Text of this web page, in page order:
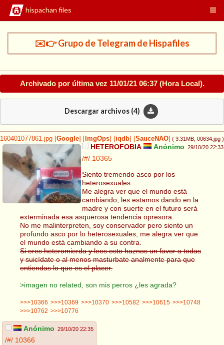
hispachan files
✉️👉 Grupo de Telegram de Hispafiles
Archivado por última vez 11/01/21 06:37(Hora Local).
Descargar archivos (4)
160401077861.jpg Google ImgOps iqdb SauceNAO ( 3.31MB , 00634.jpg )
HETEROFOBIA Anónimo 29/10/20 22:33
/#/ 10365
Siento tremendo asco por los
heterosexuales.
Me alegra ver que el mundo está
cambiando, les estamos dando en la
madre y con suerte en el futuro será
exterminada esa asquerosa tendencia opresora.
No me malinterpreten, soy conservador pero siento un
profundo asco por lo heterosexuales, me alegra ver que
el mundo está cambiando a su contra.
Si eres heteromierda y lees esto haznos un favor a todas
y suicídate o al menos masturbate analmente para que
entiendas lo que es el placer.
>imagen no related, son mis perros ¿les agrada?
>>>10366 >>>10369 >>>10370 >>>10582 >>>10615 >>>10748
>>>10762 >>>10776
Anónimo 29/10/20 22:35
/#/ 10366